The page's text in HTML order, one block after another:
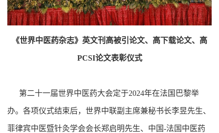
《世界中医药杂志》英文刊高被引论文、高下载论文、高
PCSI论文表彰仪式
第二十一届世界中医药大会定于2024年在法国巴黎举
办。各项仪式结束后，世界中联副主席兼秘书长李昱先生、
菲律宾中医暨针灸学会会长郑启明先生、中国-法国中医药